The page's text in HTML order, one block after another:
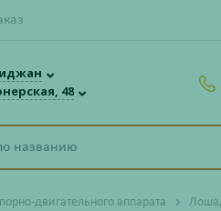
48
двигательного аппарата